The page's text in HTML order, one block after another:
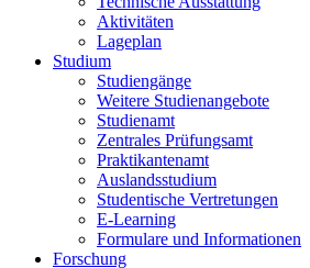
Aktivitäten
Lageplan
Studium
Studiengänge
Weitere Studienangebote
Studienamt
Zentrales Prüfungsamt
Praktikantenamt
Auslandsstudium
Studentische Vertretungen
E-Learning
Formulare und Informationen
Forschung